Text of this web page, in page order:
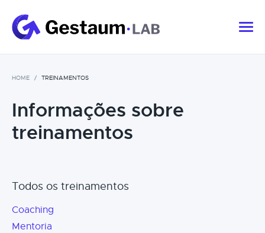
HOME TREINAMENTOS
Informações sobre
treinamentos
Todos os treinamentos
Coaching
Mentoria